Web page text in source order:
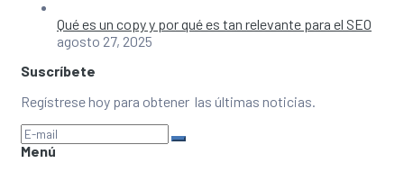
Qué es un copy y por qué es tan relevante para el SEO
agosto 27, 2025
Suscríbete
Regístrese hoy para obtener las últimas noticias.
Menú